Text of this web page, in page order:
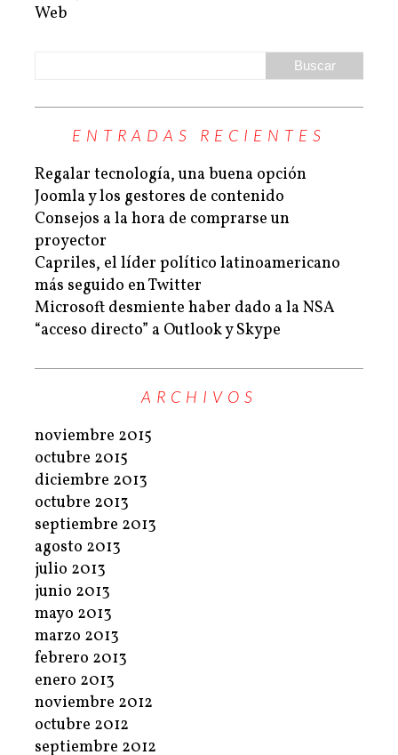
Web
ENTRADAS RECIENTES
Regalar tecnología, una buena opción
Joomla y los gestores de contenido
Consejos a la hora de comprarse un
proyector
Capriles, el líder político latinoamericano
más seguido en Twitter
Microsoft desmiente haber dado a la NSA
“acceso directo” a Outlook y Skype
ARCHIVOS
noviembre 2015
octubre 2015
diciembre 2013
octubre 2013
septiembre 2013
agosto 2013
julio 2013
junio 2013
mayo 2013
marzo 2013
febrero 2013
enero 2013
noviembre 2012
octubre 2012
septiembre 2012